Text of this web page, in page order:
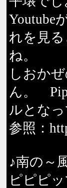
Youtube
れを見る
ね。
しおか
ん。 Pip
ルとなっ
参照：
♪南の～
ピピピ